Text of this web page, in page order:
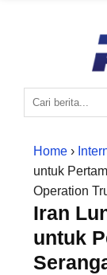
Home ›
untuk
Operation
Iran
untuk